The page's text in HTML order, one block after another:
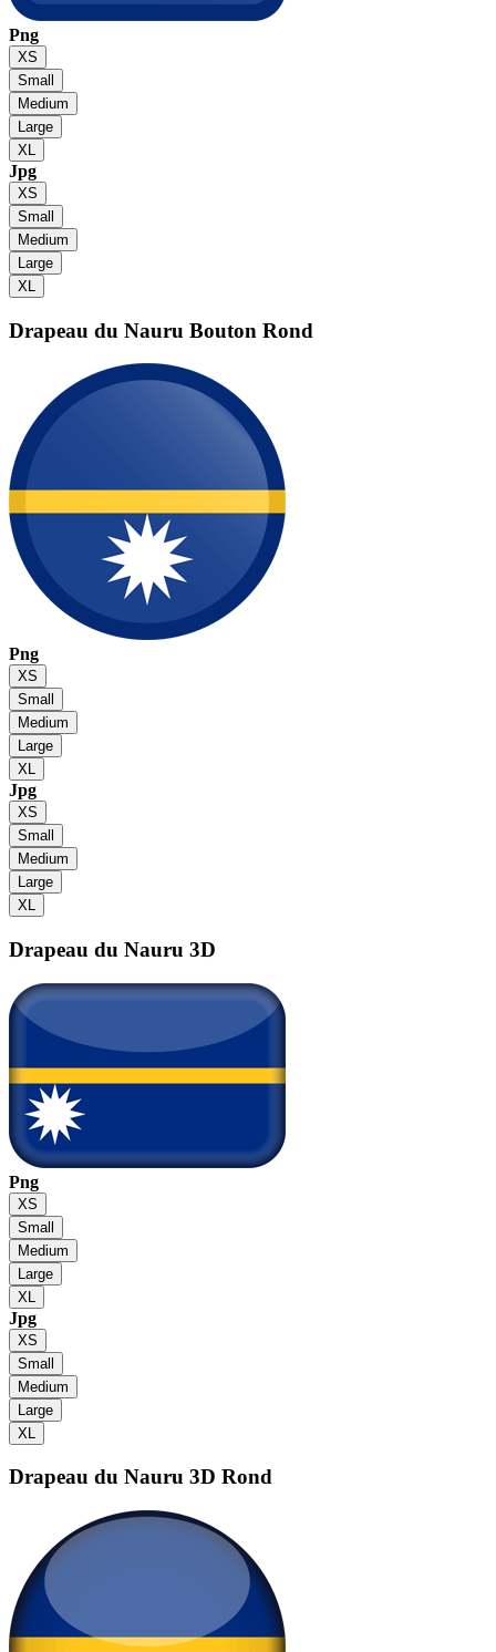
Png
XS
Small
Medium
Large
XL
Jpg
XS
Small
Medium
Large
XL
Drapeau du Nauru Bouton Rond
Png
XS
Small
Medium
Large
XL
Jpg
XS
Small
Medium
Large
XL
Drapeau du Nauru 3D
Png
XS
Small
Medium
Large
XL
Jpg
XS
Small
Medium
Large
XL
Drapeau du Nauru 3D Rond